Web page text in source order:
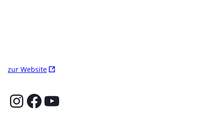
zur Website
Ö
nInstagramFacebook YouTube